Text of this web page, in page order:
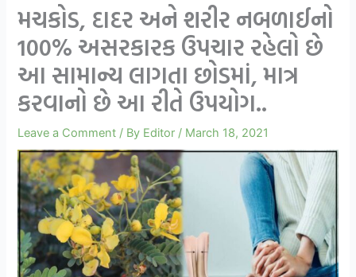
મચકોડ, દાદર અને શરીર નબળાઈનો
100% અસરકારક ઉપચાર રહેલો છે
આ સામાન્ય લાગતા છોડમાં, માત્ર
કરવાનો છે આ રીતે ઉપયોગ..
Leave a Comment / By Editor / March 18, 2021